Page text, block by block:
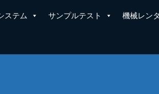
ステム サンプルテスト 機械レン